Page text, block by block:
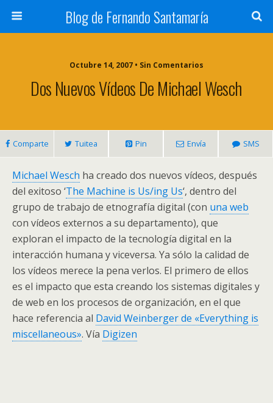
Blog de Fernando Santamaría
Octubre 14, 2007 • Sin Comentarios
Dos Nuevos Vídeos De Michael Wesch
Comparte Tuitea Pin Envía SMS
Michael Wesch ha creado dos nuevos vídeos, después
del exitoso ‘The Machine is Us/ing Us‘, dentro del
grupo de trabajo de etnografía digital (con una web
con vídeos externos a su departamento), que
exploran el impacto de la tecnología digital en la
interacción humana y viceversa. Ya sólo la calidad de
los vídeos merece la pena verlos. El primero de ellos
es el impacto que esta creando los sistemas digitales y
de web en los procesos de organización, en el que
hace referencia al David Weinberger de «Everything is
miscellaneous». Vía Digizen